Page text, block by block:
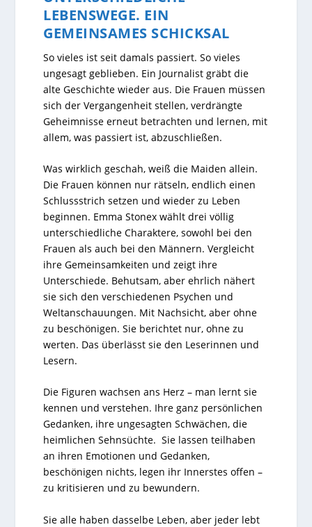
LEBENSWEGE. EIN
GEMEINSAMES SCHICKSAL
So vieles ist seit damals passiert. So vieles
ungesagt geblieben. Ein Journalist gräbt die
alte Geschichte wieder aus. Die Frauen müssen
sich der Vergangenheit stellen, verdrängte
Geheimnisse erneut betrachten und lernen, mit
allem, was passiert ist, abzuschließen.
Was wirklich geschah, weiß die Maiden allein.
Die Frauen können nur rätseln, endlich einen
Schlussstrich setzen und wieder zu Leben
beginnen. Emma Stonex wählt drei völlig
unterschiedliche Charaktere, sowohl bei den
Frauen als auch bei den Männern. Vergleicht
ihre Gemeinsamkeiten und zeigt ihre
Unterschiede. Behutsam, aber ehrlich nähert
sie sich den verschiedenen Psychen und
Weltanschauungen. Mit Nachsicht, aber ohne
zu beschönigen. Sie berichtet nur, ohne zu
werten. Das überlässt sie den Leserinnen und
Lesern.
Die Figuren wachsen ans Herz – man lernt sie
kennen und verstehen. Ihre ganz persönlichen
Gedanken, ihre ungesagten Schwächen, die
heimlichen Sehnsüchte. Sie lassen teilhaben
an ihren Emotionen und Gedanken,
beschönigen nichts, legen ihr Innerstes offen –
zu kritisieren und zu bewundern.
Sie alle haben dasselbe Leben, aber jeder lebt